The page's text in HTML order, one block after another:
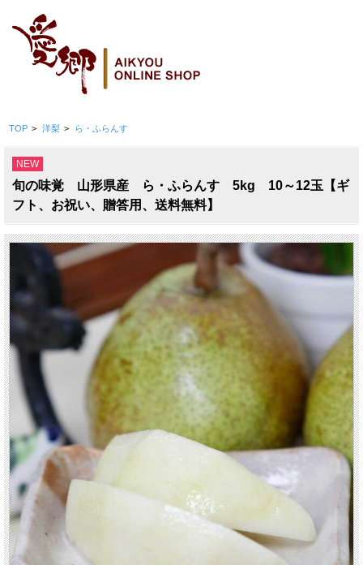
TOP > 洋梨 > ら・ふらんす
NEW
旬の味覚 山形県産 ら・ふらんす 5kg 10～12玉【ギ
フト、お祝い、贈答用、送料無料】